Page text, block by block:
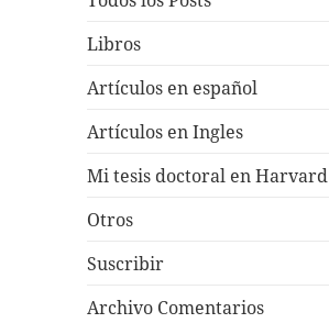
Libros
Artículos en español
Artículos en Ingles
Mi tesis doctoral en Harvard
Otros
Suscribir
Archivo Comentarios